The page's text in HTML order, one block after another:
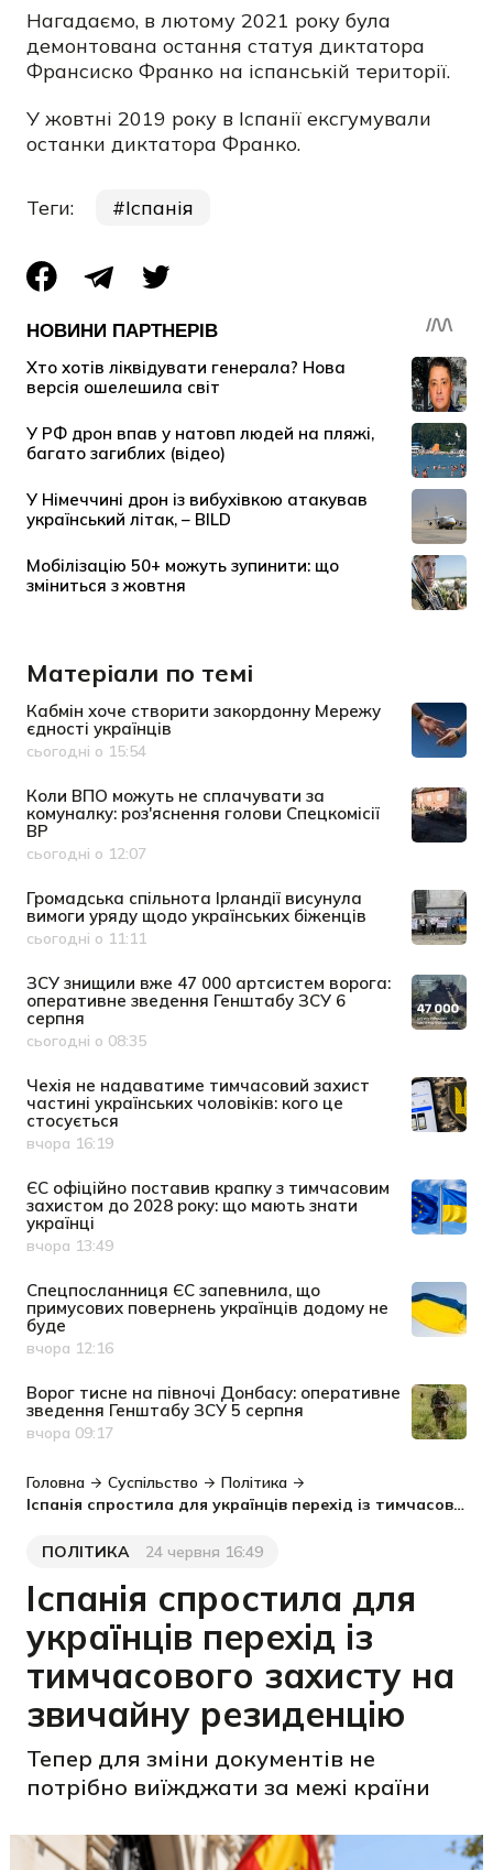
Нагадаємо, в лютому 2021 року була
демонтована остання статуя диктатора
Франсиско Франко на іспанській території.
У жовтні 2019 року в Іспанії ексгумували
останки диктатора Франко.
Теги: Іспанія
Матеріали по темі
Кабмін хоче створити закордонну Мережу
єдності українців
Дата публікації
сьогодні о 15:54
Коли ВПО можуть не сплачувати за
комуналку: роз'яснення голови Спецкомісії
ВР
Дата публікації
сьогодні о 12:07
Громадська спільнота Ірландії висунула
вимоги уряду щодо українських біженців
Дата публікації
сьогодні о 11:11
ЗСУ знищили вже 47 000 артсистем ворога:
оперативне зведення Генштабу ЗСУ 6
серпня
Дата публікації
сьогодні о 08:35
Чехія не надаватиме тимчасовий захист
частині українських чоловіків: кого це
стосується
Дата публікації
вчора 16:19
ЄС офіційно поставив крапку з тимчасовим
захистом до 2028 року: що мають знати
українці
Дата публікації
вчора 13:49
Спецпосланниця ЄС запевнила, що
примусових повернень українців додому не
буде
Дата публікації
вчора 12:16
Ворог тисне на півночі Донбасу: оперативне
зведення Генштабу ЗСУ 5 серпня
Дата публікації
вчора 09:17
Головна Суспільство
Політика
Іспанія спростила для українців перехід із тимчасового захисту на звичайну резиденцію
Категорія
ПОЛІТИКА
Дата публікації24 червня 16:49
Іспанія спростила для
українців перехід із
тимчасового захисту на
звичайну резиденцію
Тепер для зміни документів не
потрібно виїжджати за межі країни